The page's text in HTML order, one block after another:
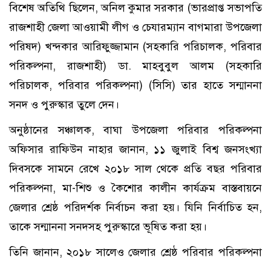
বিশেষ অতিথি ছিলেন, অনিল কুমার সরকার (ভারপ্রাপ্ত সভাপতি
রাজশাহী জেলা আওয়ামী লীগ ও চেযারম্যান বাগমারা উপজেলা
পরিষদ) খন্দকার আরিফুজ্জামান (সহকারি পরিচালক, পরিবার
পরিকল্পনা, রাজশাহী) ডা. মাহবুবুল আলম (সহকারি
পরিচালক, পরিবার পরিকল্পনা) (সিসি) তার হাতে সন্মাননা
সনদ ও পুরুস্কার তুলে দেন।
অনুষ্ঠানের সঞ্চালক, বাঘা উপজেলা পরিবার পরিকল্পনা
অফিসার রাফিউন নাহার জানান, ১১ জুলাই বিশ্ব জনসংখ্যা
দিবসকে সামনে রেখে ২০১৮ সাল থেকে প্রতি বছর পরিবার
পরিকল্পনা, মা-শিশু ও কৈশোর কালীন কার্যক্রম বাস্তবায়নে
জেলার শ্রেষ্ঠ পরিদর্শক নির্বাচন করা হয়। যিনি নির্বাচিত হন,
তাকে সন্মাননা সনদসহ পুরুস্কারে ভূষিত করা হয়।
তিনি জানান, ২০১৮ সালেও জেলার শ্রেষ্ঠ পরিবার পরিকল্পনা